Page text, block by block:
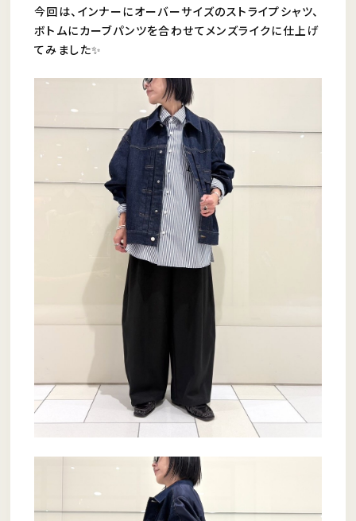
今回は、インナーにオーバーサイズのストライプシャツ、
ボトムにカーブパンツを合わせてメンズライクに仕上げ
てみました✨️